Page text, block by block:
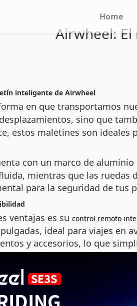
Home
Airwheel:
inteligente de Airwheel
en que transportamos
sino que
estos maletines son ideales
con un marco de
mientras que las ruedas
para la seguridad de tus
ventajas es su control remoto
ideal para viajes en
y accesorios, lo que